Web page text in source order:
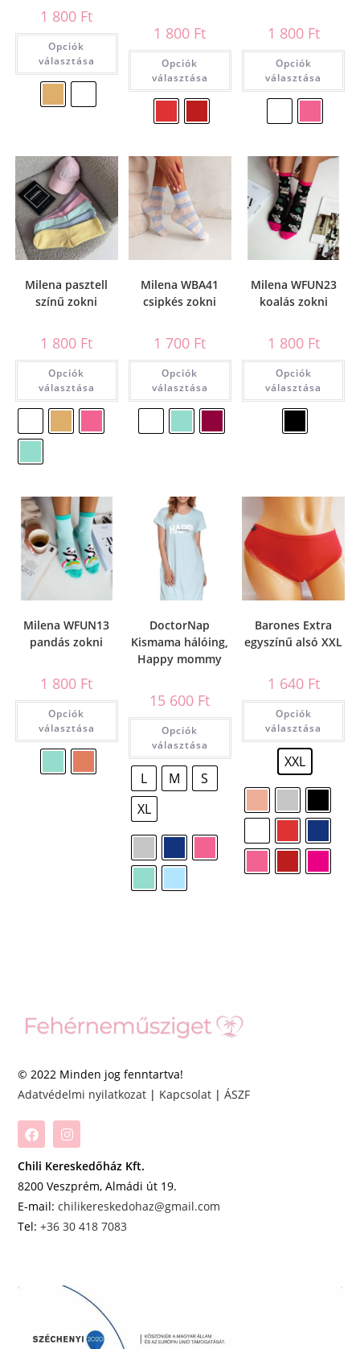
1 800 Ft
Opciók
választása
1 800 Ft
Opciók
választása
1 800 Ft
Opciók
választása
Milena pasztell
színű zokni
1 800 Ft
Opciók
választása
Milena WBA41
csipkés zokni
1 700 Ft
Opciók
választása
Milena WFUN23
koalás zokni
1 800 Ft
Opciók
választása
Milena WFUN13
pandás zokni
1 800 Ft
Opciók
választása
DoctorNap
Kismama hálóing,
Happy mommy
15 600 Ft
Opciók
választása
L M
S
XL
Barones Extra
egyszínű alsó XXL
1 640 Ft
Opciók
választása
XXL
© 2022 Minden jog fenntartva!
Adatvédelmi nyilatkozat | Kapcsolat |ÁSZF
Chili Kereskedőház Kft.
8200 Veszprém, Almádi út 19.
E-mail:chilikereskedohaz@gmail.com
Tel:+36 30 418 7083